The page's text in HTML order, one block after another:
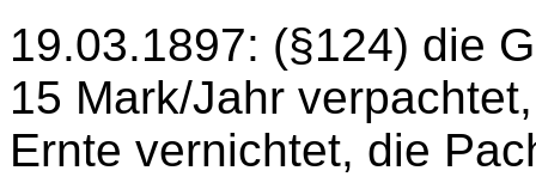
19.03.1897: (§124) die
15 Mark/Jahr
Ernte vernichtet, die